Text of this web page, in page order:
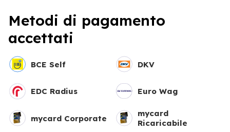
Metodi di pagamento
accettati
BCE Self DKV
EDC Radius Euro Wag
mycard Corporate
mycard
Ricaricabile